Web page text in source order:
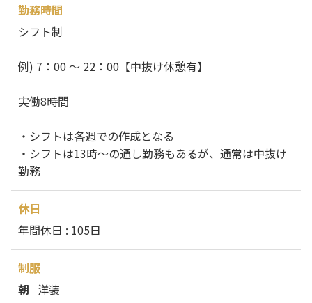
勤務時間
シフト制
例) 7：00 ～ 22：00【中抜け休憩有】
実働8時間
・シフトは各週での作成となる
・シフトは13時～の通し勤務もあるが、通常は中抜け
勤務
休日
年間休日 : 105日
制服
朝 洋装